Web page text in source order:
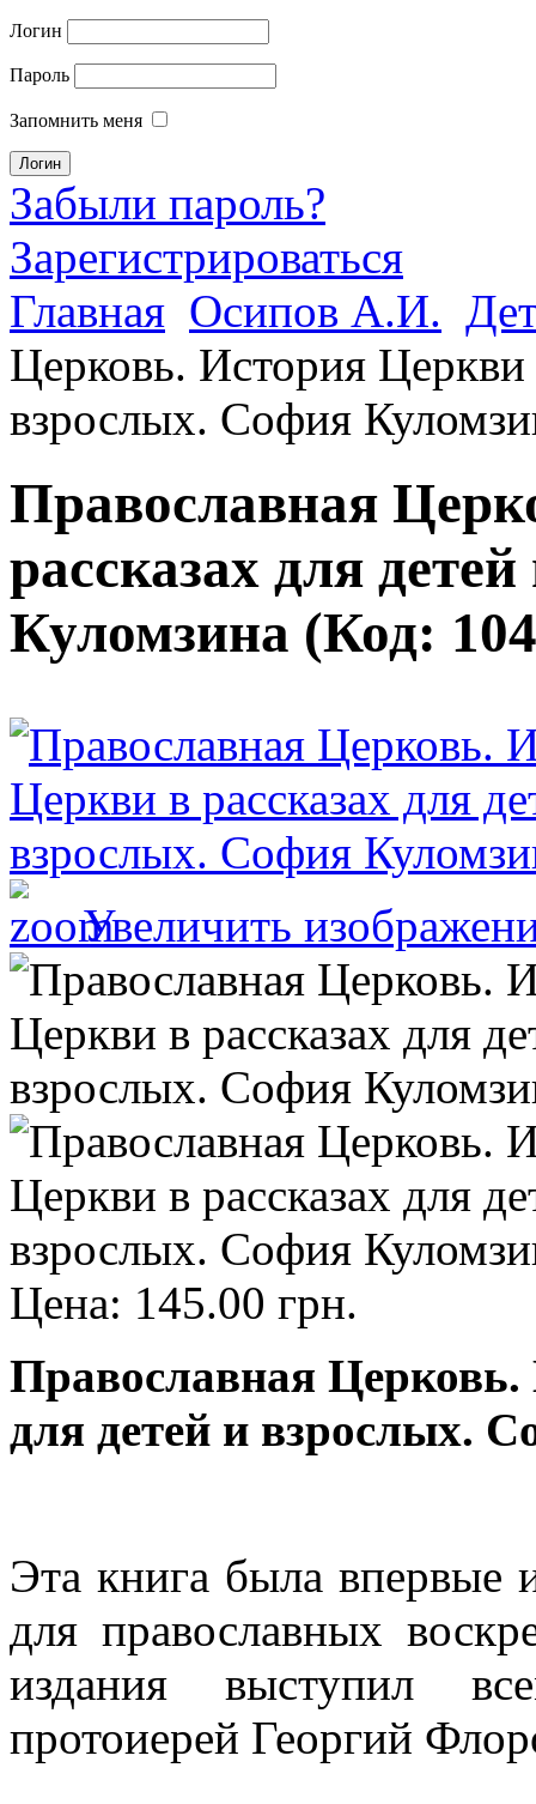
Логин
Пароль
Запомнить меня
Забыли пароль?
Зарегистрироваться
Главная Осипов А.И.
Церковь. История Церкви
взрослых. София
Православная
рассказах для
Куломзина (Код:
Увеличить
Цена: 145.00 грн.
Православная Церковь.
для детей и взрослых.
Эта книга была впервые
для православных
издания выступил
протоиерей Георгий